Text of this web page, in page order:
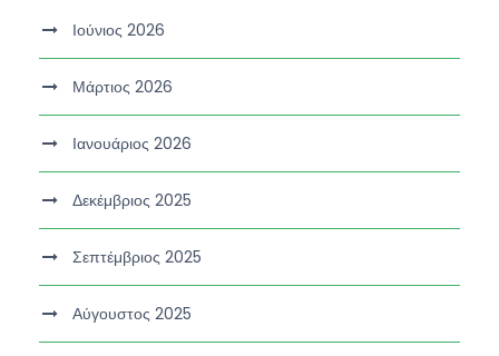
Ιούνιος 2026
Μάρτιος 2026
Ιανουάριος 2026
Δεκέμβριος 2025
Σεπτέμβριος 2025
Αύγουστος 2025